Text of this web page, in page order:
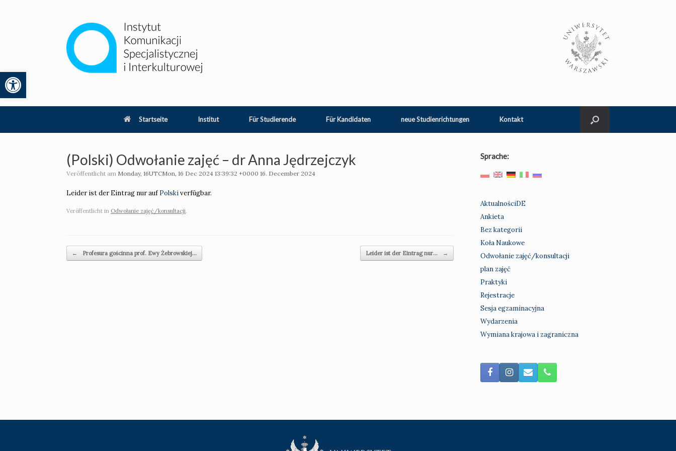
Werkzeugleiste öffnen
Startseite Institut Für Studierende Für Kandidaten neue Studienrichtungen Kontakt
(Polski) Odwołanie zajęć – dr Anna Jędrzejczyk
Veröffentlicht am Monday, 16UTCMon, 16 Dec 2024 13:39:32 +0000 16. December 2024
Leider ist der Eintrag nur aufPolskiverfügbar.
Veröffentlicht in Odwołanie zajęć/konsultacji.
Beitragsnavigation
← Profesura gościnna prof. Ewy Żebrowskiej… Leider ist der Eintrag nur… →
Sprache:
AktualnościDE
Ankieta
Bez kategorii
Koła Naukowe
Odwołanie zajęć/konsultacji
plan zajęć
Praktyki
Rejestracje
Sesja egzaminacyjna
Wydarzenia
Wymiana krajowa i zagraniczna